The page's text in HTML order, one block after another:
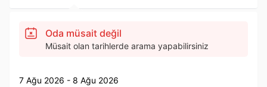
Oda müsait değil
Müsait olan tarihlerde arama yapabilirsiniz
7 Ağu 2026 - 8 Ağu 2026